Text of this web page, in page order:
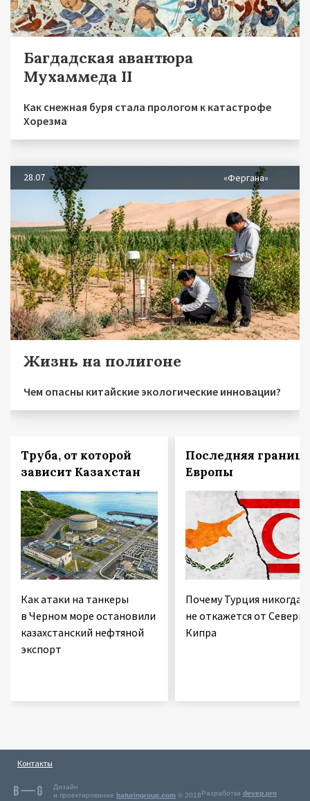
Багдадская авантюра
Мухаммеда II
Как снежная буря стала прологом к катастрофе
Хорезма
28.07 «Фергана»
Жизнь на полигоне
Чем опасны китайские экологические инновации?
Труба, от которой
зависит Казахстан
Как атаки на танкеры
в Черном море остановили
казахстанский нефтяной
экспорт
Последняя граница
Европы
Почему Турция никогда
не откажется от
Кипра
Контакты
Дизайн
и проектирование baturingroup.com © 2018Разработка devep.pro